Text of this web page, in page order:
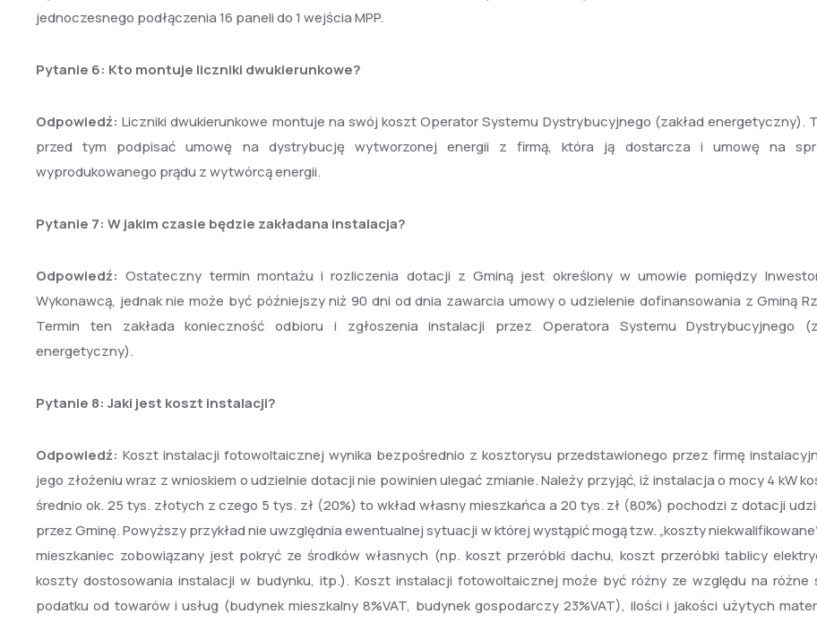
jednoczesnego podłączenia 16 paneli do 1 wejścia MPP.
Pytanie 6: Kto montuje liczniki dwukierunkowe?
Odpowiedź:Liczniki dwukierunkowe montuje na swój koszt Operator Systemu Dystrybucyjnego (zakład energetyczny).
przed tym podpisać umowę na dystrybucję wytworzonej energii z firmą, która ją dostarcza i umowę na
wyprodukowanego prądu z wytwórcą energii.
Pytanie 7: W jakim czasie będzie zakładana instalacja?
Odpowiedź:Ostateczny termin montażu i rozliczenia dotacji z Gminą jest określony w umowie pomiędzy
Wykonawcą, jednak nie może być późniejszy niż 90 dni od dnia zawarcia umowy o udzielenie dofinansowania z Gminą
Termin ten zakłada konieczność odbioru i zgłoszenia instalacji przez Operatora Systemu Dystrybucyjnego
energetyczny).
Pytanie 8: Jaki jest koszt instalacji?
Odpowiedź: Koszt instalacji fotowoltaicznej wynika bezpośrednio z kosztorysu przedstawionego przez firmę
jego złożeniu wraz z wnioskiem o udzielnie dotacji nie powinien ulegać zmianie. Należy przyjąć, iż instalacja o mocy 4 kW
średnio ok. 25 tys. złotych z czego 5 tys. zł (20%) to wkład własny mieszkańca a 20 tys. zł (80%) pochodzi z dotacji
przez Gminę. Powyższy przykład nie uwzględnia ewentualnej sytuacji w której wystąpić mogą tzw. „koszty
mieszkaniec zobowiązany jest pokryć ze środków własnych (np. koszt przeróbki dachu, koszt przeróbki tablicy
koszty dostosowania instalacji w budynku, itp.). Koszt instalacji fotowoltaicznej może być różny ze względu na różne
podatku od towarów i usług (budynek mieszkalny 8%VAT, budynek gospodarczy 23%VAT), ilości i jakości użytych